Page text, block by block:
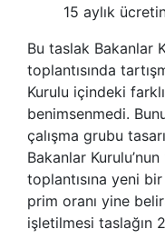
15 aylık
Bu taslak Bakanlar
toplantısında
Kurulu içindeki
benimsenmedi.
çalışma grubu
Bakanlar
toplantısına yeni
prim oranı yine
işletilmesi taslağın